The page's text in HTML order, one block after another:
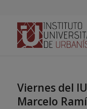
Viernes del
Marcelo